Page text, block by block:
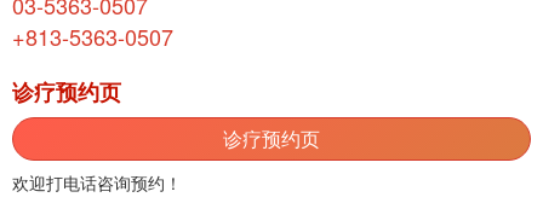
+813-5363-0507
诊疗预约页
诊疗预约页
欢迎打电话咨询预约！